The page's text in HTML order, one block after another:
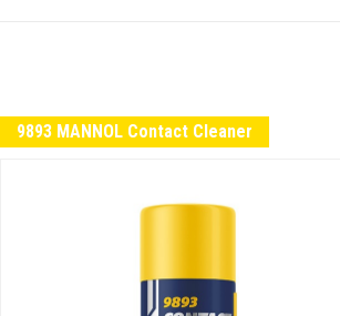
9893 MANNOL Contact Cleaner